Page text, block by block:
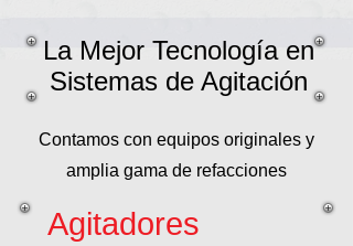
La Mejor Tecnología en
Sistemas de Agitación
Contamos con equipos originales y
amplia gama de refacciones
Agitadores